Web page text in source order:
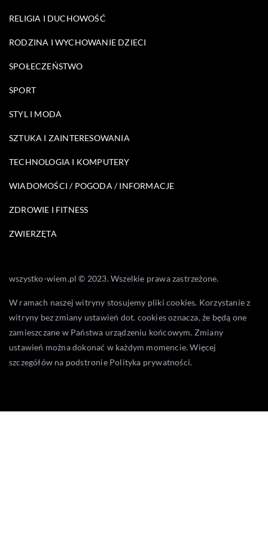
RELIGIA I DUCHOWOŚĆ
RODZINA I WYCHOWANIE DZIECI
SPOŁECZEŃSTWO
SPORT
STYL I MODA
SZTUKA I ZAINTERESOWANIA
TECHNOLOGIA I KOMPUTERY
WIADOMOŚCI / POGODA / INFORMACJE
ZDROWIE I FITNESS
ZWIERZĘTA
wszystko-wiem.pl © 2023. Wszelkie prawa zastrzeżone.
W ramach naszej witryny stosujemy pliki cookies. Korzystanie z
witryny bez zmiany ustawień dot. cookies oznacza, że będą one
zamieszczane w Państwa urządzeniu końcowym. Zmiany
ustawień można dokonać w każdym momencie. Więcej
szczegółów na podstronie Polityka prywatności.